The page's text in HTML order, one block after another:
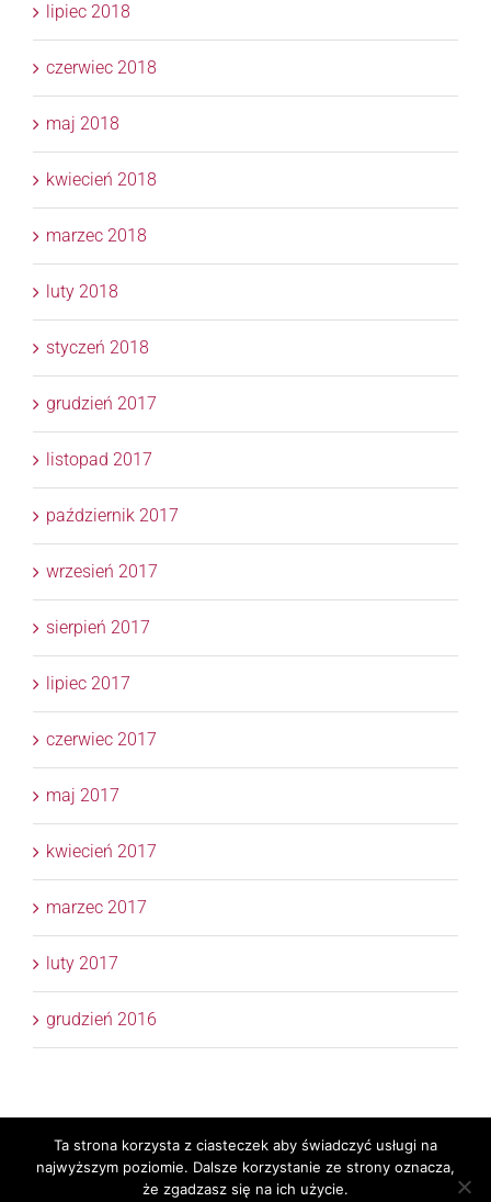
lipiec 2018
czerwiec 2018
maj 2018
kwiecień 2018
marzec 2018
luty 2018
styczeń 2018
grudzień 2017
listopad 2017
październik 2017
wrzesień 2017
sierpień 2017
lipiec 2017
czerwiec 2017
maj 2017
kwiecień 2017
marzec 2017
luty 2017
grudzień 2016
Copyright 2017 © APTM Doradcy Podatkowi | All Rights
Reserved | RealizacjaTaxPRSkylight
Ta strona korzysta z ciasteczek aby świadczyć usługi na
najwyższym poziomie. Dalsze korzystanie ze strony oznacza,
że zgadzasz się na ich użycie.